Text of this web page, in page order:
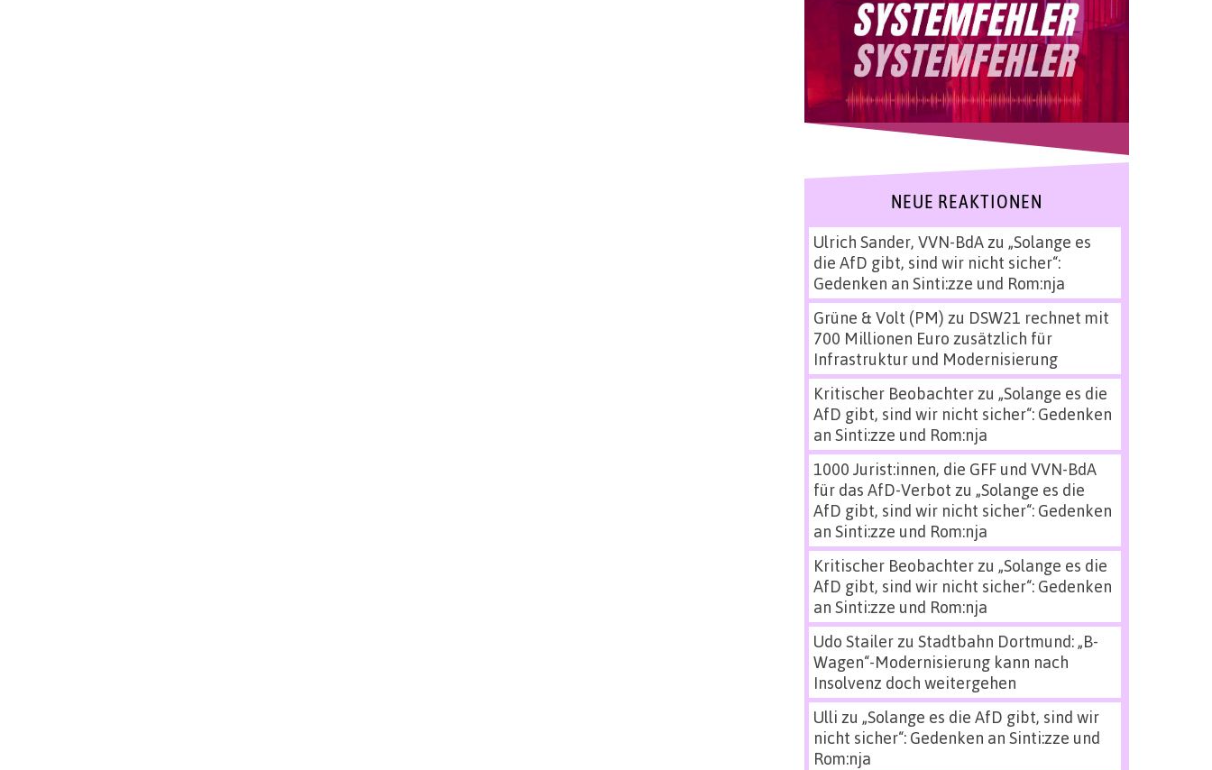
NEUE REAKTIONEN
Ulrich Sander, VVN-BdAzu „Solange es
die AfD gibt, sind wir nicht sicher“:
Gedenken an Sinti:zze und Rom:nja
Grüne & Volt (PM) zu DSW21 rechnet mit
700 Millionen Euro zusätzlich für
Infrastruktur und Modernisierung
Kritischer Beobachterzu „Solange es die
AfD gibt, sind wir nicht sicher“: Gedenken
an Sinti:zze und Rom:nja
1000 Jurist:innen, die GFF und VVN-BdA
für das AfD-Verbot zu „Solange es die
AfD gibt, sind wir nicht sicher“: Gedenken
an Sinti:zze und Rom:nja
Kritischer Beobachterzu „Solange es die
AfD gibt, sind wir nicht sicher“: Gedenken
an Sinti:zze und Rom:nja
Udo Stailerzu Stadtbahn Dortmund: „B-
Wagen“-Modernisierung kann nach
Insolvenz doch weitergehen
Ulli zu „Solange es die AfD gibt, sind wir
nicht sicher“: Gedenken an Sinti:zze und
Rom:nja